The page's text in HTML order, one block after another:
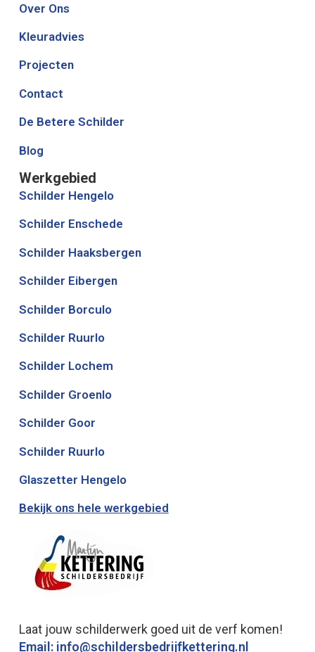
Laat jouw schilderwerk goed uit de verf komen!
Email: info@schildersbedrijfkettering.nl
Werkgebied
Schilder Hengelo
Schilder Enschede
Schilder Haaksbergen
Schilder Eibergen
Schilder Borculo
Schilder Ruurlo
Schilder Lochem
Schilder Groenlo
Schilder Goor
Schilder Ruurlo
Glaszetter Hengelo
Bekijk ons hele werkgebied
Over Ons
Kleuradvies
Projecten
Contact
De Betere Schilder
Blog